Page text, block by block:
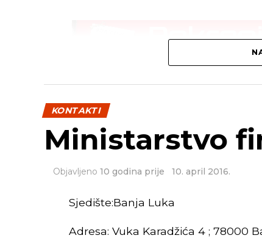
KONTAKTI
Ministarstvo
Objavljeno 10 godina prije 10. april 2016.
Sjedište:Banja Luka
Adresa: Vuka Karadžića 4 ; 78000